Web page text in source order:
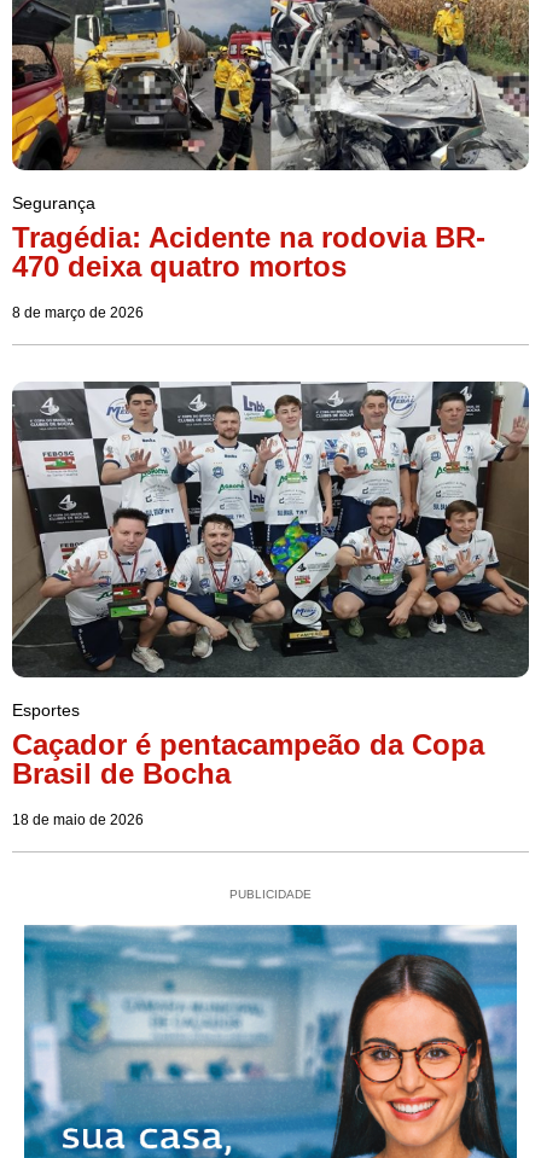
Segurança
Tragédia: Acidente na rodovia BR-
470 deixa quatro mortos
8 de março de 2026
Esportes
Caçador é pentacampeão da Copa
Brasil de Bocha
18 de maio de 2026
PUBLICIDADE